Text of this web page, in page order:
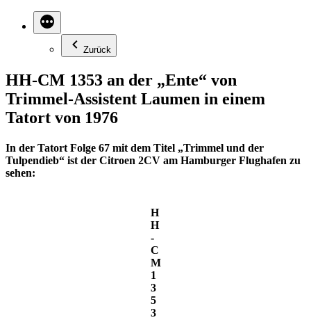
Zurück
HH-CM 1353 an der „Ente“ von
Trimmel-Assistent Laumen in einem
Tatort von 1976
In der Tatort Folge 67 mit dem Titel „Trimmel und der
Tulpendieb“ ist der Citroen 2CV am Hamburger Flughafen zu
sehen:
H
H
-
C
M
1
3
5
3